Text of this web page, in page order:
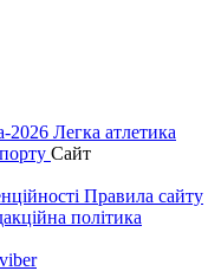
2026 Легка атлетика
Сайт
Правила сайту
політика
viber